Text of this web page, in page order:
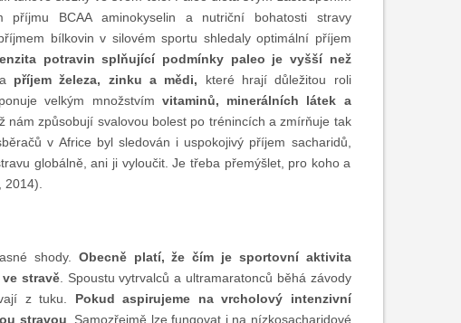
BCAA aminokyselin a nutriční bohatosti stravy
bílkovin v silovém sportu shledaly optimální příjem
potravin splňující podmínky paleo je vyšší než
příjem železa, zinku a mědi, které hrají důležitou roli
velkým množstvím vitaminů, minerálních látek a
nám způsobují svalovou bolest po trénincích a zmírňuje tak
v Africe byl sledován i uspokojivý příjem sacharidů,
globálně, ani ji vyloučit. Je třeba přemýšlet, pro koho a
2014).
shody.
Obecně platí, že čím je sportovní aktivita
stravě. Spoustu vytrvalců a ultramaratonců běhá závody
z tuku. Pokud aspirujeme na vrcholový intenzivní
stravou . Samozřejmě lze fungovat i na nízkosacharidové